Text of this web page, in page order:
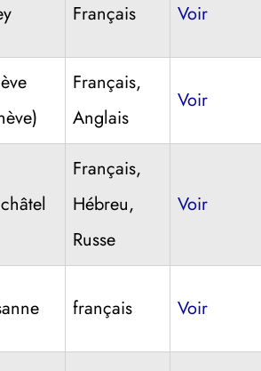
Français Voir
Français,
Anglais
Voir
Français,
Hébreu,
Russe
Voir
français Voir